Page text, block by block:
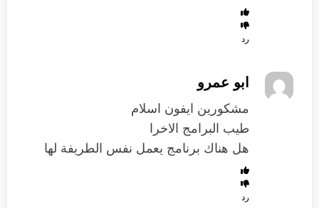
رد
ابو عمرو
مشكورين ايفون اسلام
طيب البرامج الاخرا
هل هناك برنامج يعمل نفس الطريفة لها
رد